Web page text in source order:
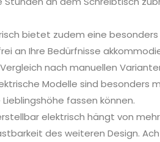
bietet zudem eine besonders
an Ihre Bedürfnisse
nach manuellen
Modelle sind besonders
fassen können.
elektrisch hängt von
des weiteren Design.